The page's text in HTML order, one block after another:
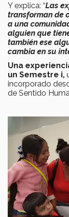
Y explica: “Las
transforman de
a una
alguien que
también ese
cambia en su
Una
un Semestre i,
incorporado
de Sentido